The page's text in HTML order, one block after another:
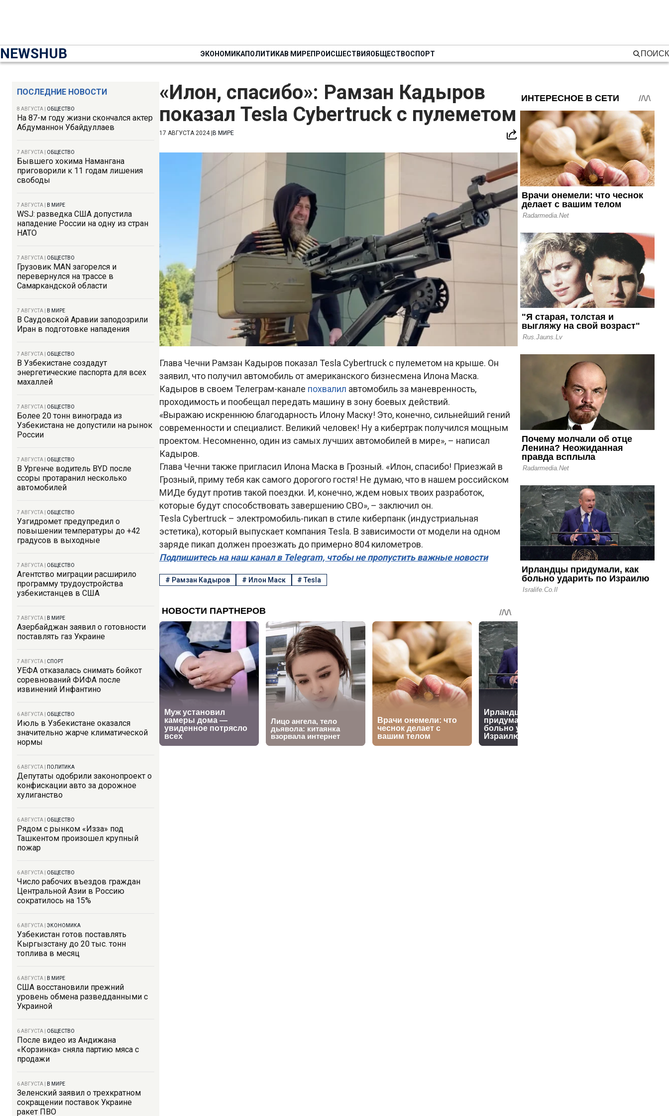
NEWSHUB ЭКОНОМИКАПОЛИТИКАВ МИРЕПРОИСШЕСТВИЯОБЩЕСТВОСПОРТ ПОИСК
ПОСЛЕДНИЕ НОВОСТИ
8 АВГУСТА ОБЩЕСТВО
На 87-м году жизни скончался актер
Абдуманнон Убайдуллаев
7 АВГУСТА ОБЩЕСТВО
Бывшего хокима Намангана
приговорили к 11 годам лишения
свободы
7 АВГУСТА В МИРЕ
WSJ: разведка США допустила
нападение России на одну из стран
НАТО
7 АВГУСТА ОБЩЕСТВО
Грузовик MAN загорелся и
перевернулся на трассе в
Самаркандской области
7 АВГУСТА В МИРЕ
В Саудовской Аравии заподозрили
Иран в подготовке нападения
7 АВГУСТА ОБЩЕСТВО
В Узбекистане создадут
энергетические паспорта для всех
махаллей
7 АВГУСТА ОБЩЕСТВО
Более 20 тонн винограда из
Узбекистана не допустили на рынок
России
7 АВГУСТА ОБЩЕСТВО
В Ургенче водитель BYD после
ссоры протаранил несколько
автомобилей
7 АВГУСТА ОБЩЕСТВО
Узгидромет предупредил о
повышении температуры до +42
градусов в выходные
7 АВГУСТА ОБЩЕСТВО
Агентство миграции расширило
программу трудоустройства
узбекистанцев в США
7 АВГУСТА В МИРЕ
Азербайджан заявил о готовности
поставлять газ Украине
7 АВГУСТА СПОРТ
УЕФА отказалась снимать бойкот
соревнований ФИФА после
извинений Инфантино
6 АВГУСТА ОБЩЕСТВО
Июль в Узбекистане оказался
значительно жарче климатической
нормы
6 АВГУСТА ПОЛИТИКА
Депутаты одобрили законопроект о
конфискации авто за дорожное
хулиганство
6 АВГУСТА ОБЩЕСТВО
Рядом с рынком «Изза» под
Ташкентом произошел крупный
пожар
6 АВГУСТА ОБЩЕСТВО
Число рабочих въездов граждан
Центральной Азии в Россию
сократилось на 15%
6 АВГУСТА ЭКОНОМИКА
Узбекистан готов поставлять
Кыргызстану до 20 тыс. тонн
топлива в месяц
6 АВГУСТА В МИРЕ
США восстановили прежний
уровень обмена разведданными с
Украиной
6 АВГУСТА ОБЩЕСТВО
После видео из Андижана
«Корзинка» сняла партию мяса с
продажи
6 АВГУСТА В МИРЕ
Зеленский заявил о трехкратном
сокращении поставок Украине
ракет ПВО
«Илон, спасибо»: Рамзан Кадыров
показал Tesla Cybertruck с пулеметом
17 АВГУСТА 2024| В МИРЕ
Глава Чечни Рамзан Кадыров показал Tesla Cybertruck с пулеметом на крыше. Он
заявил, что получил автомобиль от американского бизнесмена Илона Маска.
Кадыров в своем Телеграм-канале похвалил автомобиль за маневренность,
проходимость и пообещал передать машину в зону боевых действий.
«Выражаю искреннюю благодарность Илону Маску! Это, конечно, сильнейший гений
современности и специалист. Великий человек! Ну а кибертрак получился мощным
проектом. Несомненно, один из самых лучших автомобилей в мире», – написал
Кадыров.
Глава Чечни также пригласил Илона Маска в Грозный. «Илон, спасибо! Приезжай в
Грозный, приму тебя как самого дорогого гостя! Не думаю, что в нашем российском
МИДе будут против такой поездки. И, конечно, ждем новых твоих разработок,
которые будут способствовать завершению СВО», – заключил он.
Tesla Cybertruck – электромобиль-пикап в стиле киберпанк (индустриальная
эстетика), который выпускает компания Tesla. В зависимости от модели на одном
заряде пикап должен проезжать до примерно 804 километров.
Подпишитесь на наш канал в Telegram, чтобы не пропустить важные новости
# Рамзан Кадыров # Илон Маск #Tesla